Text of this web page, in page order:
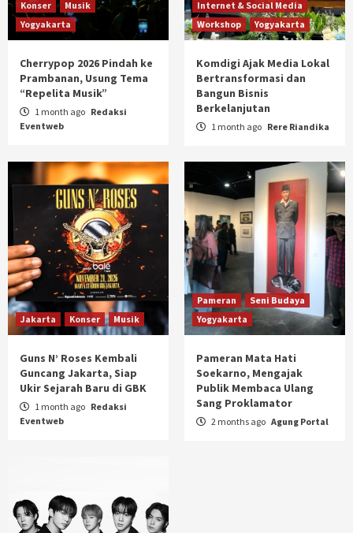
Konser
Musik
Yogyakarta
Cherrypop 2026 Pindah ke
Prambanan, Usung Tema
“Repelita Musik”
1 month ago Redaksi
Eventweb
Internet & Social Media
Workshop
Yogyakarta
Komdigi Ajak Media Lokal
Bertransformasi dan
Bangun Bisnis
Berkelanjutan
1 month ago Rere Riandika
Jakarta Konser Musik
Guns N’ Roses Kembali
Guncang Jakarta, Siap
Ukir Sejarah Baru di GBK
1 month ago Redaksi
Eventweb
Pameran
Seni Budaya
Yogyakarta
Pameran Mata Hati
Soekarno, Mengajak
Publik Membaca Ulang
Sang Proklamator
2 months ago Agung Portal